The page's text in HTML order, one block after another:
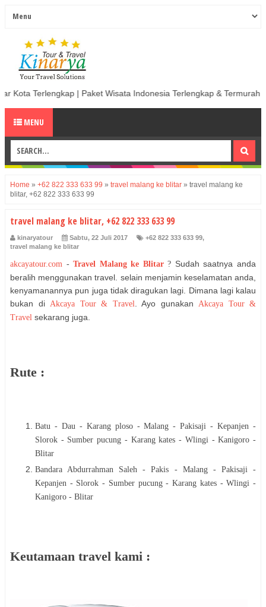
| Paket Wisata Indonesia Terlengkap & Termurah | Sewa Mobil
MENU
Home » +62 822 333 633 99 » travel malang ke blitar » travel malang ke
blitar, +62 822 333 633 99
travel malang ke blitar, +62 822 333 633 99
kinaryatour Sabtu, 22 Juli 2017 +62 822 333 633 99,
travel malang ke blitar
akcayatour.com -Travel Malang ke Blitar? Sudah saatnya anda
beralih menggunakan travel. selain menjamin keselamatan anda,
kenyamanannya pun juga tidak diragukan lagi. Dimana lagi kalau
bukan di Akcaya Tour & Travel . Ayo gunakan Akcaya Tour &
Travel sekarang juga.
Rute :
Batu - Dau - Karang ploso - Malang - Pakisaji - Kepanjen -
Slorok - Sumber pucung - Karang kates - Wlingi - Kanigoro -
Blitar
Bandara Abdurrahman Saleh - Pakis - Malang - Pakisaji -
Kepanjen - Slorok - Sumber pucung - Karang kates - Wlingi -
Kanigoro - Blitar
Keutamaan travel kami :